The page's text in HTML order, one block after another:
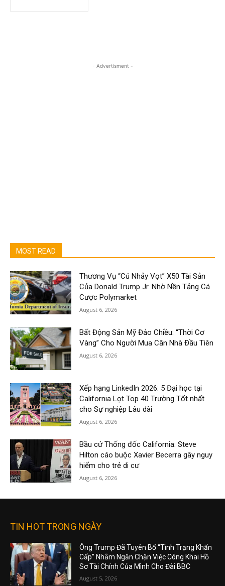
- Advertisment -
MOST READ
Thương Vụ “Cú Nhảy Vọt” X50 Tài Sản
Của Donald Trump Jr. Nhờ Nền Tảng Cá
Cược Polymarket
August 6, 2026
Bất Động Sản Mỹ Đảo Chiều: “Thời Cơ
Vàng” Cho Người Mua Căn Nhà Đầu Tiên
August 6, 2026
Xếp hạng LinkedIn 2026: 5 Đại học tại
California Lọt Top 40 Trường Tốt nhất
cho Sự nghiệp Lâu dài
August 6, 2026
Bầu cử Thống đốc California: Steve
Hilton cáo buộc Xavier Becerra gây nguy
hiểm cho trẻ di cư
August 6, 2026
TIN HOT TRONG NGÀY
Ông Trump Đã Tuyên Bố “Tình Trạng Khẩn
Cấp” Nhằm Ngăn Chặn Việc Công Khai Hồ
Sơ Tài Chính Của Mình Cho Đài BBC
August 5, 2026